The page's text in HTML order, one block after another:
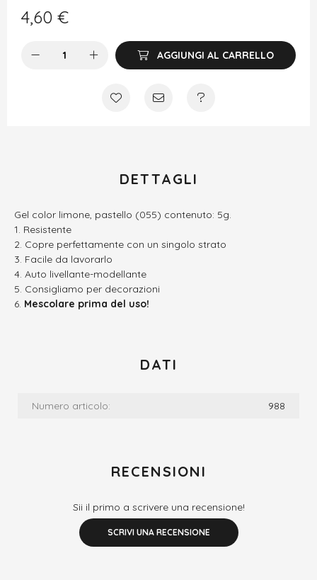
4,60 €
AGGIUNGI AL CARRELLO
DETTAGLI
Gel color limone, pastello (055) contenuto: 5g.
Resistente
Copre perfettamente con un singolo strato
Facile da lavorarlo
Auto livellante-modellante
Consigliamo per decorazioni
Mescolare prima del uso!
DATI
Numero articolo: 988
RECENSIONI
Sii il primo a scrivere una recensione!
SCRIVI UNA RECENSIONE